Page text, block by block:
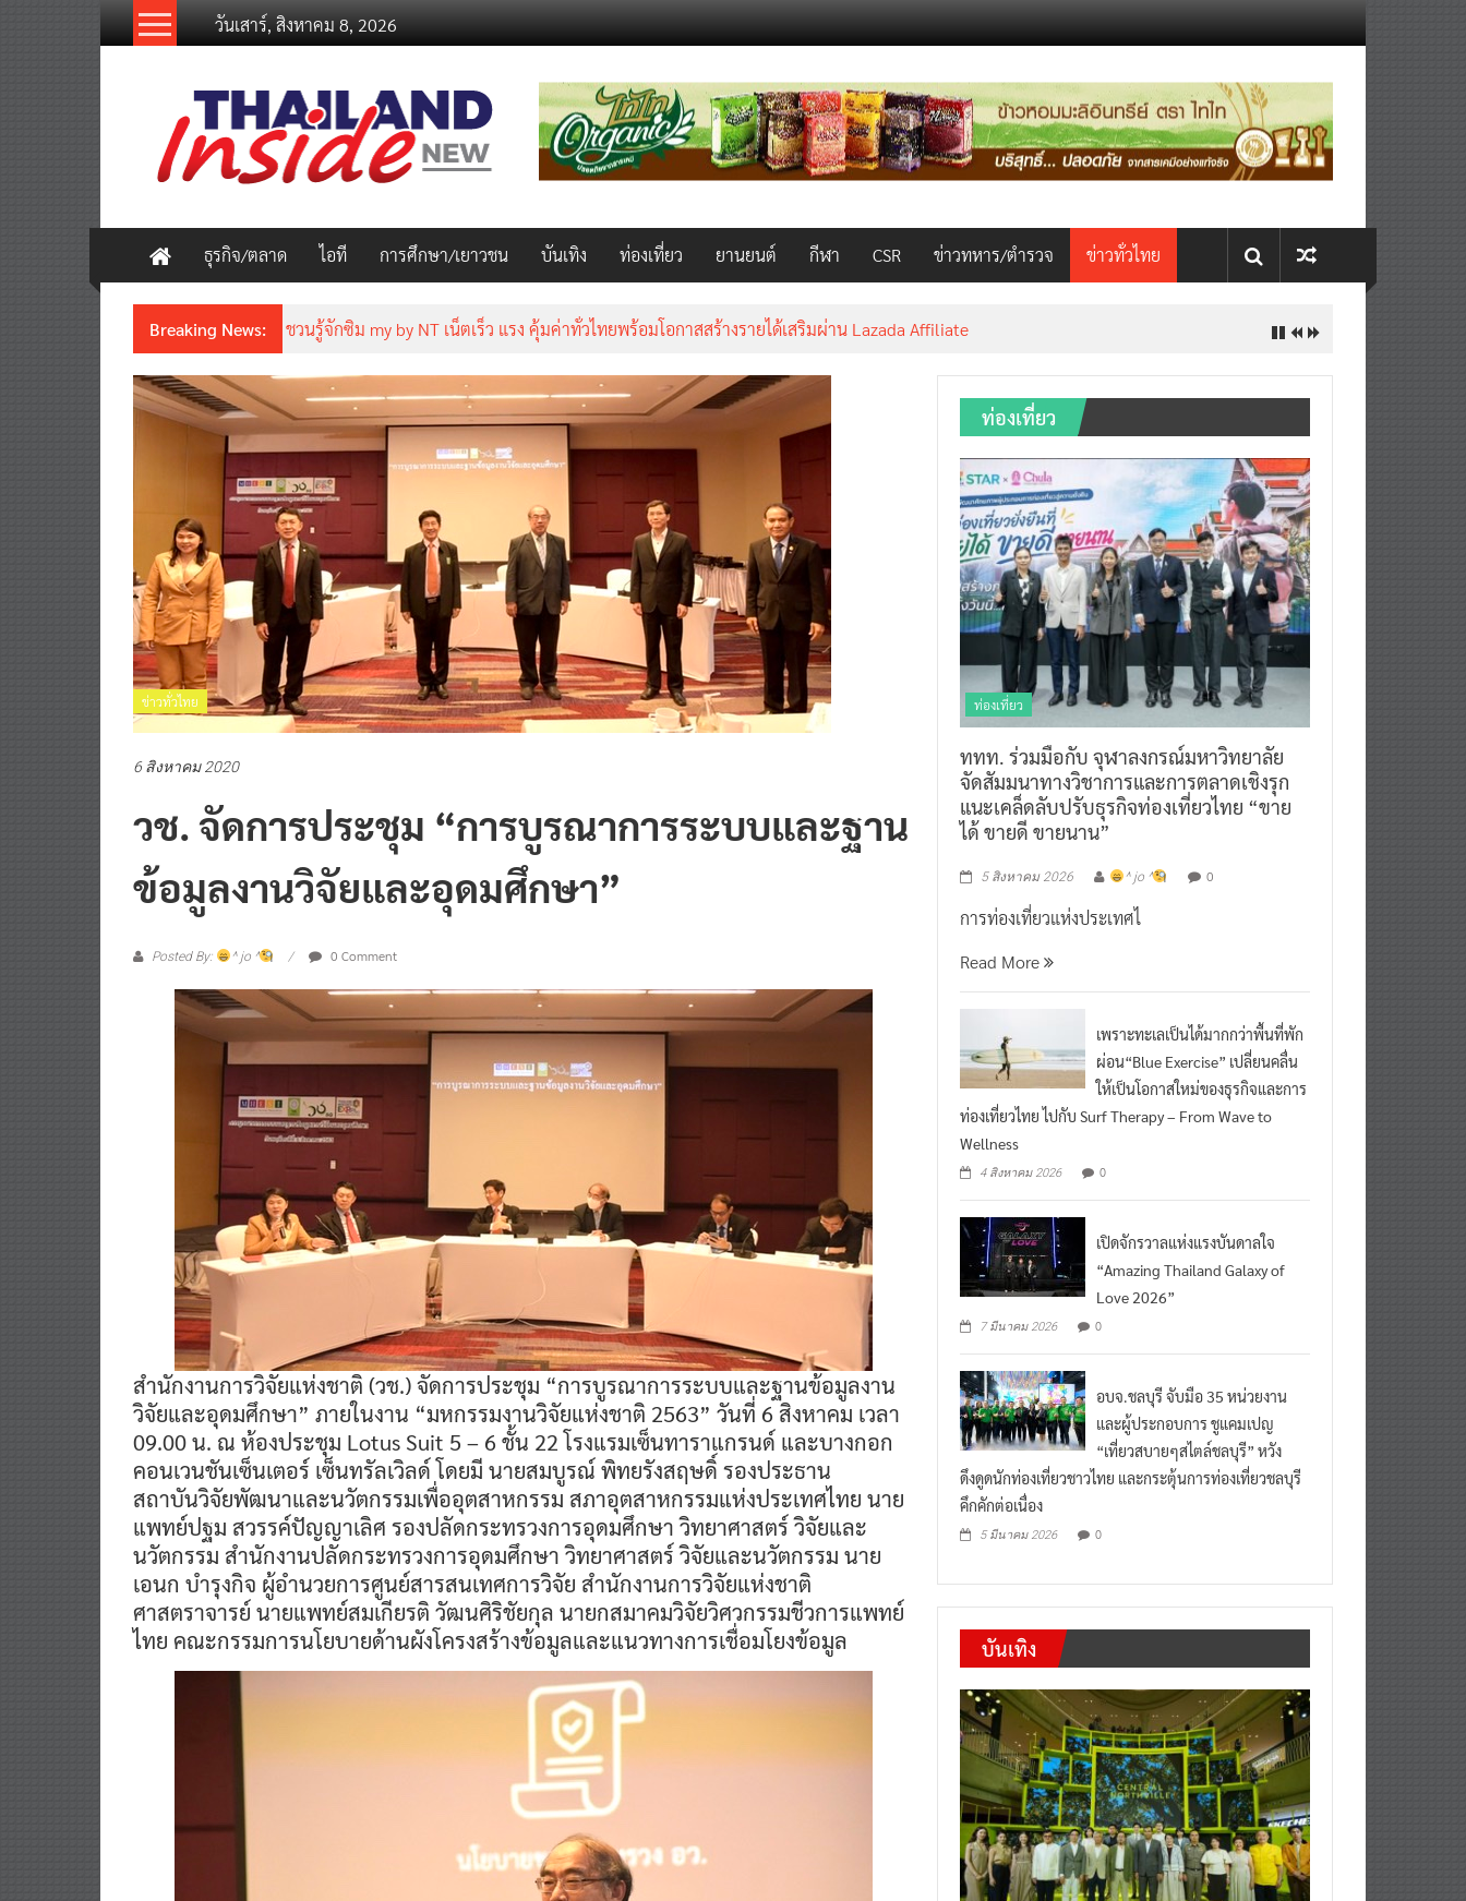
วันเสาร์, สิงหาคม 8, 2026
thailandinsidenew.com
Thailand
Inside
New
ธุรกิจ/ตลาด ไอที การศึกษา/เยาวชน บันเทิง ท่องเที่ยว ยานยนต์ กีฬา CSR ข่าวทหาร/ตำรวจ ข่าวทั่วไทย
Breaking News: ชวนรู้จักซิม my by NT เน็ตเร็ว แรง คุ้มค่าทั่วไทยพร้อมโอกาสสร้างรายได้เสริมผ่าน Lazada Affiliate
ข่าวทั่วไทย
6 สิงหาคม 2020
วช. จัดการประชุม “การบูรณาการระบบและฐาน
ข้อมูลงานวิจัยและอุดมศึกษา”
Posted By: ^ jo ^ 0 Comment
สำนักงานการวิจัยแห่งชาติ (วช.) จัดการประชุม “การบูรณาการระบบและฐานข้อมูลงาน
วิจัยและอุดมศึกษา” ภายในงาน “มหกรรมงานวิจัยแห่งชาติ 2563” วันที่ 6 สิงหาคม เวลา
09.00 น. ณ ห้องประชุม Lotus Suit 5 – 6 ชั้น 22 โรงแรมเซ็นทาราแกรนด์ และบางกอก
คอนเวนชันเซ็นเตอร์ เซ็นทรัลเวิลด์ โดยมี นายสมบูรณ์ พิทยรังสฤษดิ์ รองประธาน
สถาบันวิจัยพัฒนาและนวัตกรรมเพื่ออุตสาหกรรม สภาอุตสาหกรรมแห่งประเทศไทย นาย
แพทย์ปฐม สวรรค์ปัญญาเลิศ รองปลัดกระทรวงการอุดมศึกษา วิทยาศาสตร์ วิจัยและ
นวัตกรรม สำนักงานปลัดกระทรวงการอุดมศึกษา วิทยาศาสตร์ วิจัยและนวัตกรรม นาย
เอนก บำรุงกิจ ผู้อำนวยการศูนย์สารสนเทศการวิจัย สำนักงานการวิจัยแห่งชาติ
ศาสตราจารย์ นายแพทย์สมเกียรติ วัฒนศิริชัยกุล นายกสมาคมวิจัยวิศวกรรมชีวการแพทย์
ไทย คณะกรรมการนโยบายด้านผังโครงสร้างข้อมูลและแนวทางการเชื่อมโยงข้อมูล
ท่องเที่ยว
ท่องเที่ยว
ททท. ร่วมมือกับ จุฬาลงกรณ์มหาวิทยาลัย
จัดสัมมนาทางวิชาการและการตลาดเชิงรุก
แนะเคล็ดลับปรับธุรกิจท่องเที่ยวไทย “ขาย
ได้ ขายดี ขายนาน”
5 สิงหาคม 2026 ^ jo ^ 0
การท่องเที่ยวแห่งประเทศไ
Read More
เพราะทะเลเป็นได้มากกว่าพื้นที่พัก
ผ่อน“Blue Exercise” เปลี่ยนคลื่น
ให้เป็นโอกาสใหม่ของธุรกิจและการ
ท่องเที่ยวไทย ไปกับ Surf Therapy – From Wave to
Wellness
4 สิงหาคม 2026 0
เปิดจักรวาลแห่งแรงบันดาลใจ
“Amazing Thailand Galaxy of
Love 2026”
7 มีนาคม 2026 0
อบจ.ชลบุรี จับมือ 35 หน่วยงาน
และผู้ประกอบการ ชูแคมเปญ
“เที่ยวสบายๆสไตล์ชลบุรี” หวัง
ดึงดูดนักท่องเที่ยวชาวไทย และกระตุ้นการท่องเที่ยวชลบุรี
คึกคักต่อเนื่อง
5 มีนาคม 2026 0
บันเทิง